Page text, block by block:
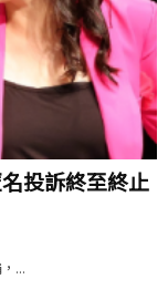
投訴終至終止
...